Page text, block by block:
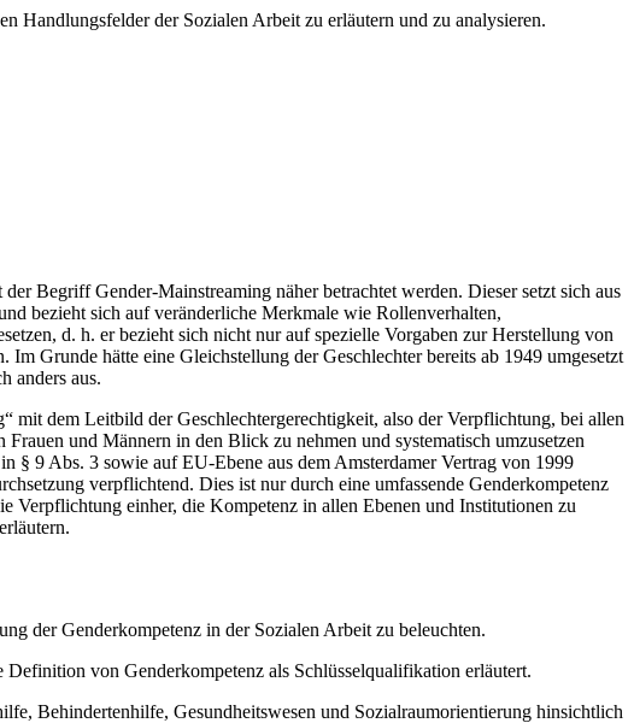
Handlungsfelder der Sozialen Arbeit zu erläutern und zu analysieren.
Begriff Gender-Mainstreaming näher betrachtet werden. Dieser setzt sich aus
bezieht sich auf veränderliche Merkmale wie Rollenverhalten,
d. h. er bezieht sich nicht nur auf spezielle Vorgaben zur Herstellung von
Grunde hätte eine Gleichstellung der Geschlechter bereits ab 1949 umgesetzt
anders aus.
mit dem Leitbild der Geschlechtergerechtigkeit, also der Verpflichtung, bei allen
und Männern in den Blick zu nehmen und systematisch umzusetzen
9 Abs. 3 sowie auf EU-Ebene aus dem Amsterdamer Vertrag von 1999
verpflichtend. Dies ist nur durch eine umfassende Genderkompetenz
Verpflichtung einher, die Kompetenz in allen Ebenen und Institutionen zu
der Genderkompetenz in der Sozialen Arbeit zu beleuchten.
von Genderkompetenz als Schlüsselqualifikation erläutert.
Behindertenhilfe, Gesundheitswesen und Sozialraumorientierung hinsichtlich